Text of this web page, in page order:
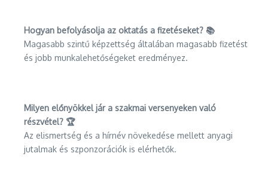
Hogyan befolyásolja az oktatás a fizetéseket? 📚
Magasabb szintű képzettség általában magasabb fizetést
és jobb munkalehetőségeket eredményez.
Milyen előnyökkel jár a szakmai versenyeken való
részvétel? 🏆
Az elismertség és a hírnév növekedése mellett anyagi
jutalmak és szponzorációk is elérhetők.